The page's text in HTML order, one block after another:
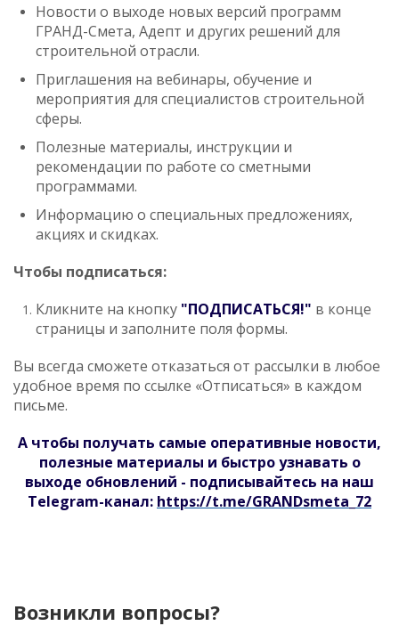
Новости о выходе новых версий программ
ГРАНД-Смета, Адепт и других решений для
строительной отрасли.
Приглашения на вебинары, обучение и
мероприятия для специалистов строительной
сферы.
Полезные материалы, инструкции и
рекомендации по работе со сметными
программами.
Информацию о специальных предложениях,
акциях и скидках.
Чтобы подписаться:
Кликните на кнопку "ПОДПИСАТЬСЯ!" в конце
страницы и заполните поля формы.
Вы всегда сможете отказаться от рассылки в любое
удобное время по ссылке «Отписаться» в каждом
письме.
А чтобы получать самые оперативные новости,
полезные материалы и быстро узнавать о
выходе обновлений - подписывайтесь на наш
Telegram-канал: https://t.me/GRANDsmeta_72
Возникли вопросы?